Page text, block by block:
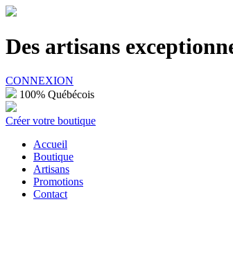
Des artisans
CONNEXION
100% Québécois
Créer votre boutique
Accueil
Boutique
Artisans
Promotions
Contact